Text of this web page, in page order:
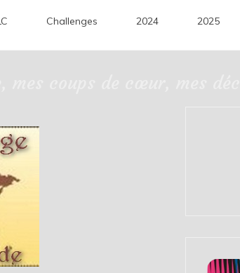
Challenges 2024 2025